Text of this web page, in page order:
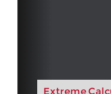
Extreme